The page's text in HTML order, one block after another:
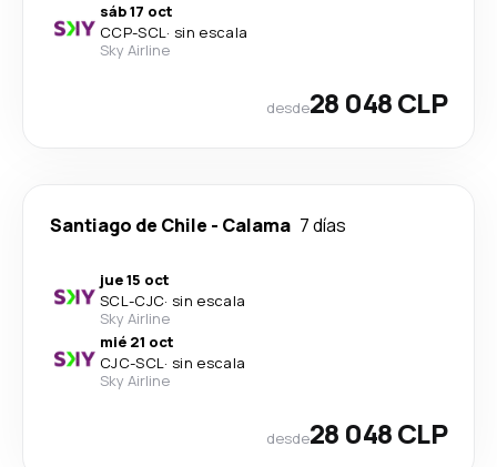
sáb 17 oct
CCP-SCL· sin escala
Sky Airline
desde28 048 CLP
Santiago de Chile - Calama 7 días
jue 15 oct
SCL-CJC· sin escala
Sky Airline
mié 21 oct
CJC-SCL· sin escala
Sky Airline
desde28 048 CLP